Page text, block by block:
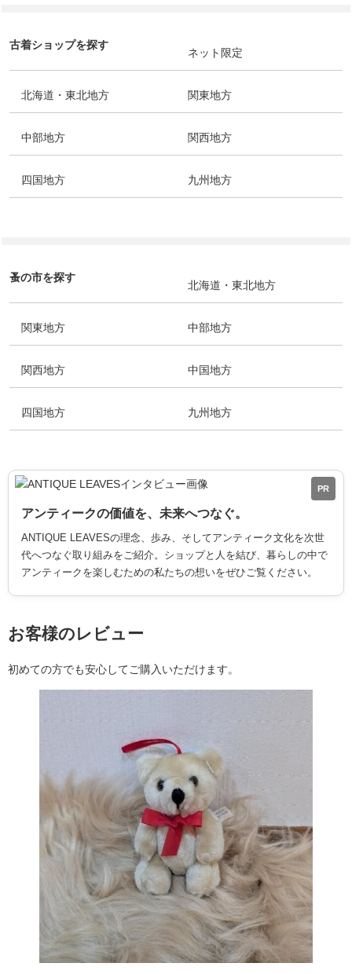
古着ショップを探す
ネット限定
北海道・東北地方 関東地方
中部地方 関西地方
四国地方 九州地方
蚤の市を探す
北海道・東北地方
関東地方 中部地方
関西地方 中国地方
四国地方 九州地方
PR
アンティークの価値を、未来へつなぐ。
ANTIQUE LEAVESの理念、歩み、そしてアンティーク文化を次世
代へつなぐ取り組みをご紹介。ショップと人を結び、暮らしの中で
アンティークを楽しむための私たちの想いをぜひご覧ください。
お客様のレビュー
初めての方でも安心してご購入いただけます。